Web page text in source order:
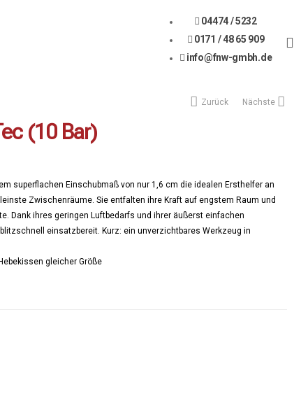
04474 / 5232
0171 / 48 65 909
info@fnw-gmbh.de
Zurück Nächste
(10 Bar)
superflachen Einschubmaß von nur 1,6 cm die idealen Ersthelfer an
Zwischenräume. Sie entfalten ihre Kraft auf engstem Raum und
Dank ihres geringen Luftbedarfs und ihrer äußerst einfachen
einsatzbereit. Kurz: ein unverzichtbares Werkzeug in
gleicher Größe